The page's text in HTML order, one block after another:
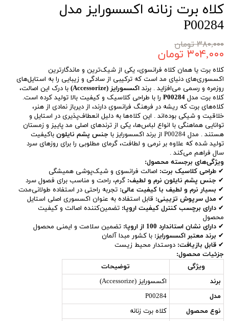
کلاه برت زنانه اکسسورایز مدل
P00284
۳۸۰,۰۰۰ تومان
۳۰۴,۰۰۰ تومان
کلاه برت یا همان کلاه فرانسوی، یکی از شیک‌ترین و ماندگارترین
اکسسوری‌های دنیای مد است که ترکیبی از سادگی و زیبایی را به استایل‌های
روزمره و رسمی می‌افزاید . برنداکسسورایز (Accessorize)
با درک این اصالت،
کلاه برت مدلP00284 را با طراحی کلاسیک و کیفیت بالا تولید کرده است.
کلاه‌های برت که ریشه در فرهنگ فرانسوی دارند، از دیرباز نمادی از هنر،
خلاقیت و شیکی بوده‌اند . این کلاه‌ها به دلیل انعطاف‌پذیری در استایل و
توانایی هماهنگی با انواع لباس‌ها، یکی از ترندهای اصلی مد پاییز و زمستان
هستند . مدل P00284 از برند اکسسورایز با
جنس پشم نایلون باکیفیت
تولید شده که علاوه بر نرمی و لطافت، گرمای مطلوبی را برای روزهای سرد
سال فراهم می‌کند .
ویژگی‌های برجسته محصول:
✔طراحی کلاسیک برت: اصالت فرانسوی و شیک‌پوشی همیشگی
✔ جنس پشم نایلون نرم و لطیف: گرم، راحت و مناسب برای فصول سرد
✔ بسیار نرم و لطیف با کیفیت عالی: تجربه راحتی در استفاده طولانی‌مدت
✔مدل سرپوش تزیینی: قابل استفاده به عنوان اکسسوری اصلی استایل
✔دارای برچسب کنترل کیفیت اروپا: تضمین‌کننده اصالت و کیفیت
محصول
✔دارای نشان استاندارد 100 از اروپا:
تضمین سلامت و ایمنی محصول
✔ برند معتبر اکسسورایز: با کشور مبدا آلمان
✔قابل بازیافت: دوستدار محیط زیست
جزئیات محصول:
ویژگی
توضیحات
برند
اکسسورایز (Accessorize)
مدل
P00284
نوع محصول
کلاه برت زنانه